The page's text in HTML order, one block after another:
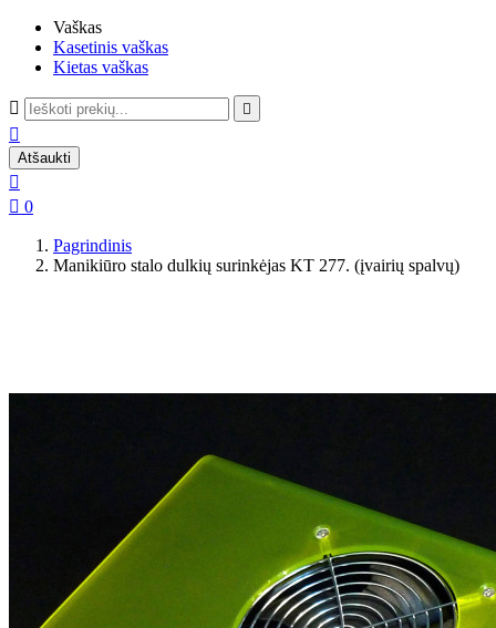
Vaškas
Kasetinis vaškas
Kietas vaškas
 

Atšaukti

 0
Pagrindinis
Manikiūro stalo dulkių surinkėjas KT 277. (įvairių spalvų)